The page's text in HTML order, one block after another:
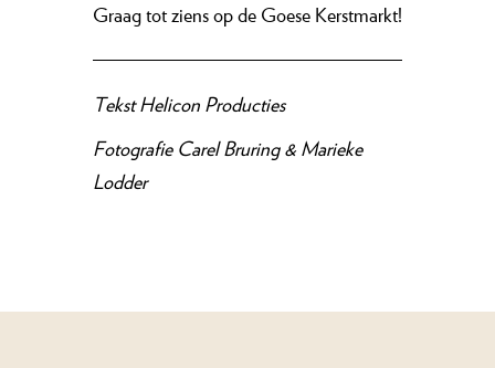
Graag tot ziens op de Goese Kerstmarkt!
TekstHelicon Producties
Fotografie Carel Bruring & Marieke
Lodder